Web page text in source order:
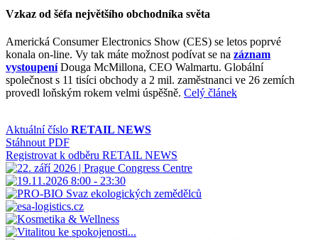
Vzkaz od šéfa největšího obchodníka světa
Americká Consumer Electronics Show (CES) se letos poprvé
konala on-line. Vy tak máte možnost podívat se na záznam
vystoupeníDouga McMillona, CEO Walmartu. Globální
společnost s 11 tisíci obchody a 2 mil. zaměstnanci ve 26 zemích
provedl loňským rokem velmi úspěšně. Celý článek
Aktuální číslo RETAIL NEWS
Stáhnout PDF
Registrovat k odběru RETAIL NEWS